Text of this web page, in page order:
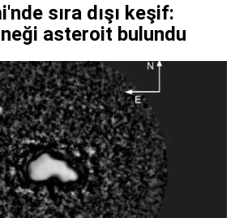
sıra dışı keşif:
asteroit bulundu